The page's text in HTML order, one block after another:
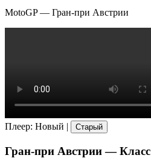
MotoGP— Гран-при Австрии
Плеер: Новый | Старый
Гран-при Австрии— Класс